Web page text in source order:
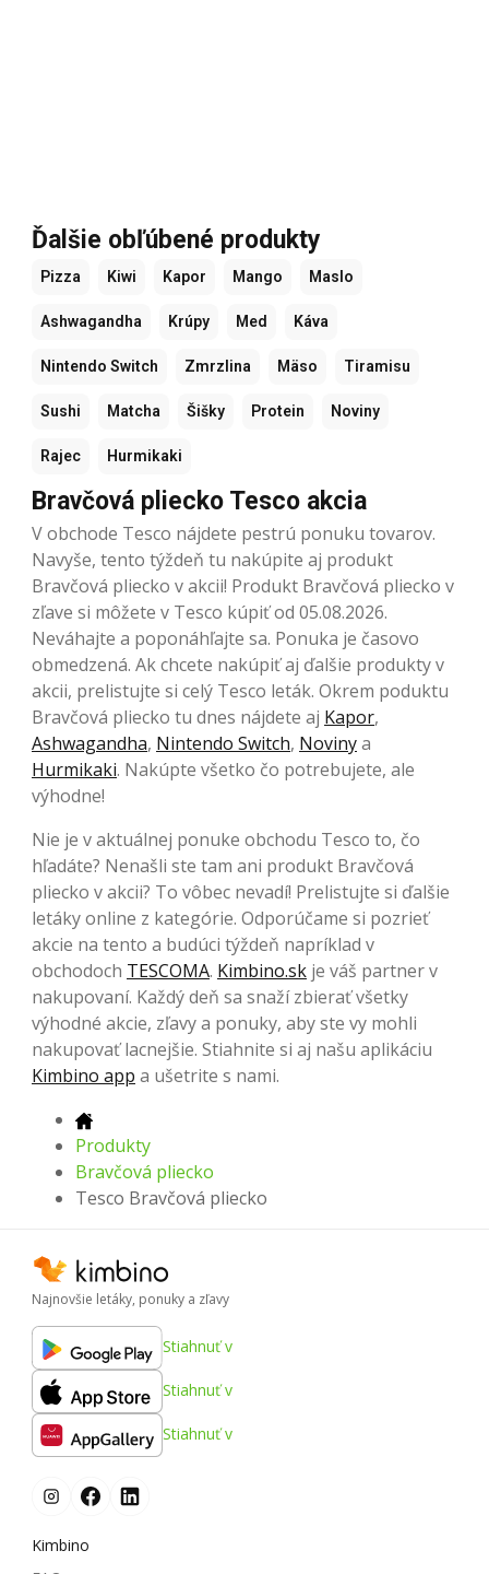
Ďalšie obľúbené produkty
Pizza Kiwi Kapor Mango Maslo
Ashwagandha Krúpy Med Káva
Nintendo Switch Zmrzlina Mäso Tiramisu
Sushi Matcha Šišky Protein Noviny
Rajec Hurmikaki
Bravčová pliecko Tesco akcia
V obchode Tesco nájdete pestrú ponuku tovarov.
Navyše, tento týždeň tu nakúpite aj produkt
Bravčová pliecko v akcii! Produkt Bravčová pliecko v
zľave si môžete v Tesco kúpiť od 05.08.2026.
Neváhajte a poponáhľajte sa. Ponuka je časovo
obmedzená. Ak chcete nakúpiť aj ďalšie produkty v
akcii, prelistujte si celý Tesco leták. Okrem poduktu
Bravčová pliecko tu dnes nájdete aj Kapor,
Ashwagandha, Nintendo Switch, Novinya
Hurmikaki. Nakúpte všetko čo potrebujete, ale
výhodne!
Nie je v aktuálnej ponuke obchodu Tesco to, čo
hľadáte? Nenašli ste tam ani produkt Bravčová
pliecko v akcii? To vôbec nevadí! Prelistujte si ďalšie
letáky online z kategórie. Odporúčame si pozrieť
akcie na tento a budúci týždeň napríklad v
obchodoch TESCOMA. Kimbino.sk je váš partner v
nakupovaní. Každý deň sa snaží zbierať všetky
výhodné akcie, zľavy a ponuky, aby ste vy mohli
nakupovať lacnejšie. Stiahnite si aj našu aplikáciu
Kimbino app a ušetrite s nami.
Produkty
Bravčová pliecko
Tesco Bravčová pliecko
Najnovšie letáky, ponuky a zľavy
Stiahnuť v
Stiahnuť v
Stiahnuť v
Kimbino